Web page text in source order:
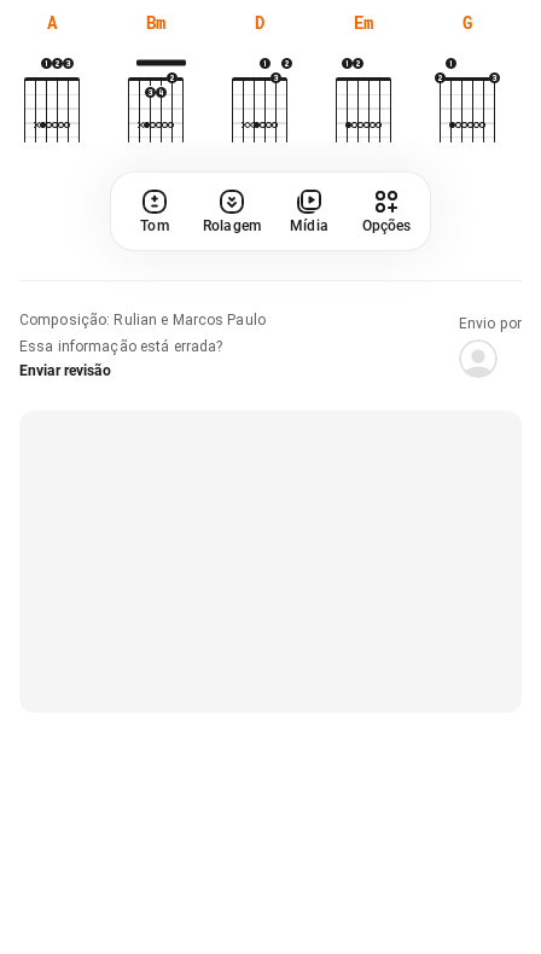
A Bm D Em G
Tom Rolagem Mídia Opções
Composição: Rulian e Marcos Paulo
Essa informação está errada?
Enviar revisão
Envio por